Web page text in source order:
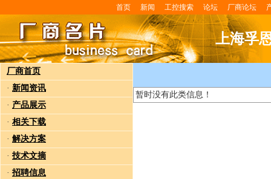
首页 新闻 工控搜索 论坛 厂商论坛
上海孚
厂商首页
· 新闻资讯
· 产品展示
· 相关下载
· 解决方案
· 技术文摘
· 招聘信息
暂时没有此类信息！